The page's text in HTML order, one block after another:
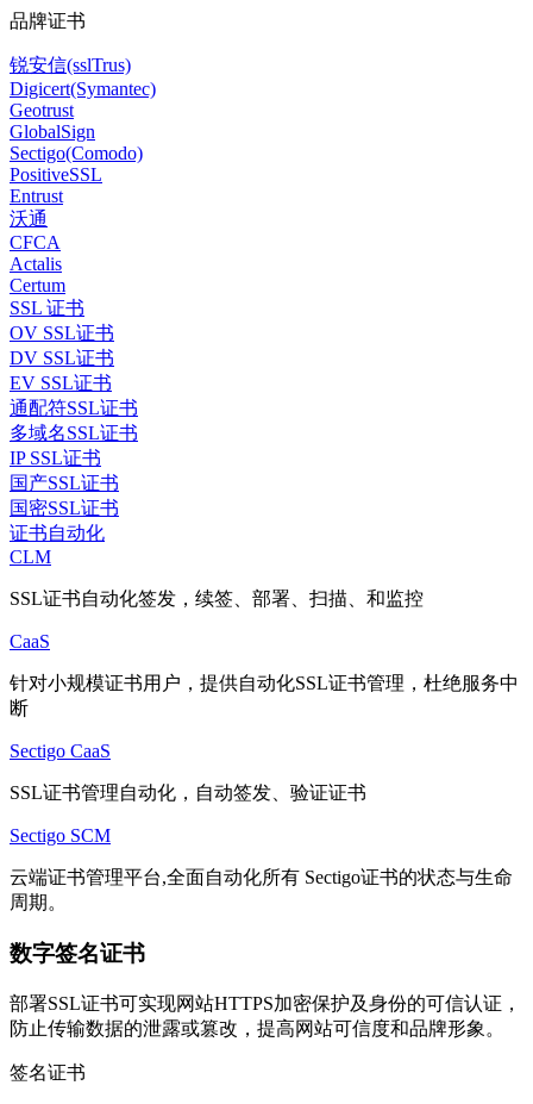
品牌证书
锐安信(sslTrus)
Digicert(Symantec)
Geotrust
GlobalSign
Sectigo(Comodo)
PositiveSSL
Entrust
沃通
CFCA
Actalis
Certum
SSL 证书
OV SSL证书
DV SSL证书
EV SSL证书
通配符SSL证书
多域名SSL证书
IP SSL证书
国产SSL证书
国密SSL证书
证书自动化
CLM
SSL证书自动化签发，续签、部署、扫描、和监控
CaaS
针对小规模证书用户，提供自动化SSL证书管理，杜绝服务中
断
Sectigo CaaS
SSL证书管理自动化，自动签发、验证证书
Sectigo SCM
云端证书管理平台,全面自动化所有 Sectigo证书的状态与生命
周期。
数字签名证书
部署SSL证书可实现网站HTTPS加密保护及身份的可信认证，
防止传输数据的泄露或篡改，提高网站可信度和品牌形象。
签名证书